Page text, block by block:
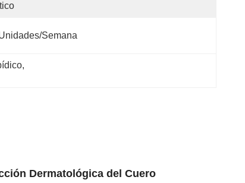
semana
,
Dermatológica del Cuero